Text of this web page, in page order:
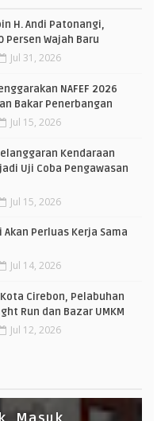
H. Andi Patonangi,
Persen Wajah Baru
Jul 31, 2026
NAFEF 2026
Bakar Penerbangan
Jul 15, 2026
Kendaraan
Uji Coba Pengawasan
Jul 15, 2026
Perluas Kerja Sama
Jul 14, 2026
Cirebon, Pelabuhan
Run dan Bazar UMKM
Jul 12, 2026